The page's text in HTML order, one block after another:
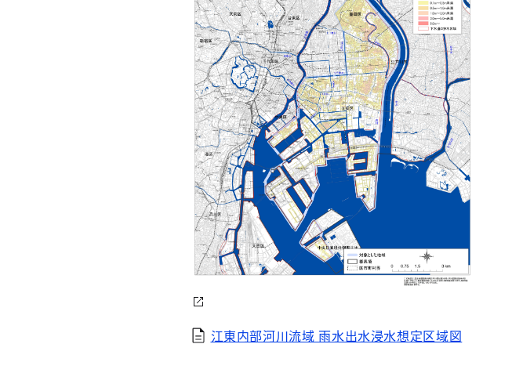
江東内部河川流域 雨水出水浸水想定区域図